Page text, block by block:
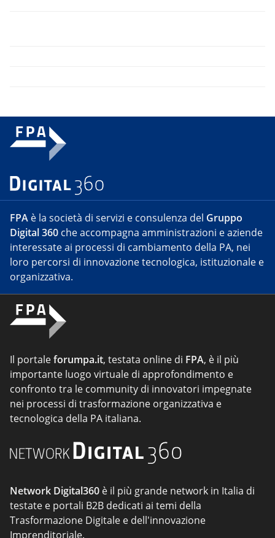
FPA è la società di servizi e consulenza del Gruppo
Digital 360 che accompagna amministrazioni e aziende
interessate ai processi di cambiamento della PA, nei
loro percorsi di innovazione tecnologica, istituzionale e
organizzativa.
Il portaleforumpa.it, testata online di FPA, è il più
importante luogo virtuale di approfondimento e
confronto tra le community di innovatori impegnate
nei processi di trasformazione organizzativa e
tecnologica della PA italiana.
Network Digital360 è il più grande network in Italia di
testate e portali B2B dedicati ai temi della
Trasformazione Digitale e dell'innovazione
Imprenditoriale.